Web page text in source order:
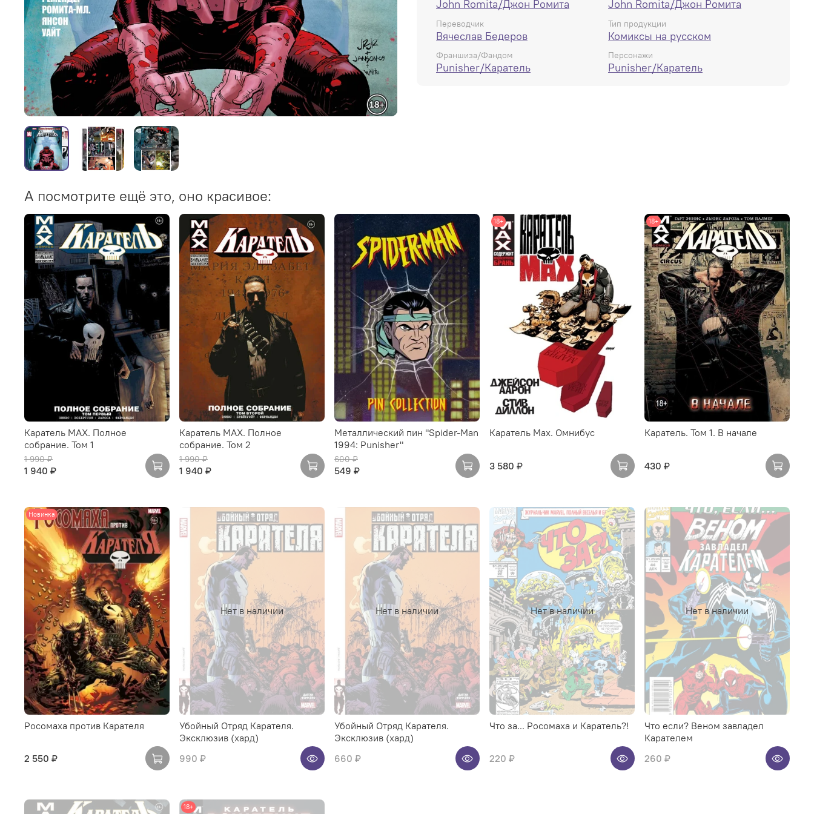
John Romita/Джон Ромита John Romita/Джон Ромита
Переводчик
Вячеслав Бедеров
Тип продукции
Комиксы на русском
Франшиза/Фандом
Punisher/Каратель
Персонажи
Punisher/Каратель
А посмотрите ещё это, оно красивое:
Каратель MAX. Полное
собрание. Том 1
1 990 ₽
1 940 ₽
Каратель MAX. Полное
собрание. Том 2
1 990 ₽
1 940 ₽
Металлический пин "Spider-Man
1994: Punisher"
600 ₽
549 ₽
18+
Каратель Max. Омнибус
3 580 ₽
18+
Каратель. Том 1. В начале
430 ₽
Новинка
Росомаха против Карателя
2 550 ₽
Нет в наличии
Убойный Отряд Карателя.
Эксклюзив (хард)
990 ₽
Нет в наличии
Убойный Отряд Карателя.
Эксклюзив (хард)
660 ₽
Нет в наличии
Что за... Росомаха и Каратель?!
220 ₽
Нет в наличии
Что если? Веном завладел
Карателем
260 ₽
18+